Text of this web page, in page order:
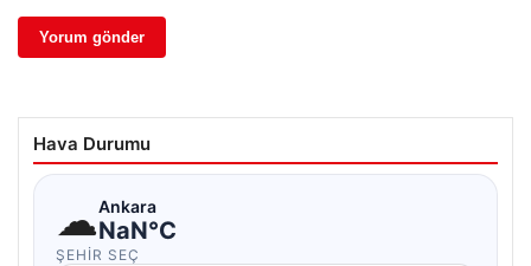
Hava Durumu
☁Ankara
NaN°C
ŞEHIR SEÇ